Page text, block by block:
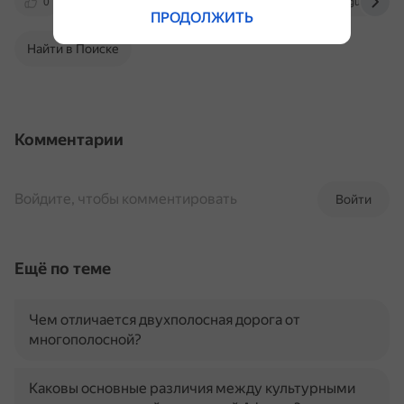
Найти в Поиске
Комментарии
Войти
Войдите, чтобы комментировать
Ещё по теме
Чем отличается двухполосная дорога от
многополосной?
Каковы основные различия между культурными
ПРОДОЛЖИТЬ